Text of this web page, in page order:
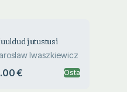
jutustusi
Iwaszkiewicz
€ Osta